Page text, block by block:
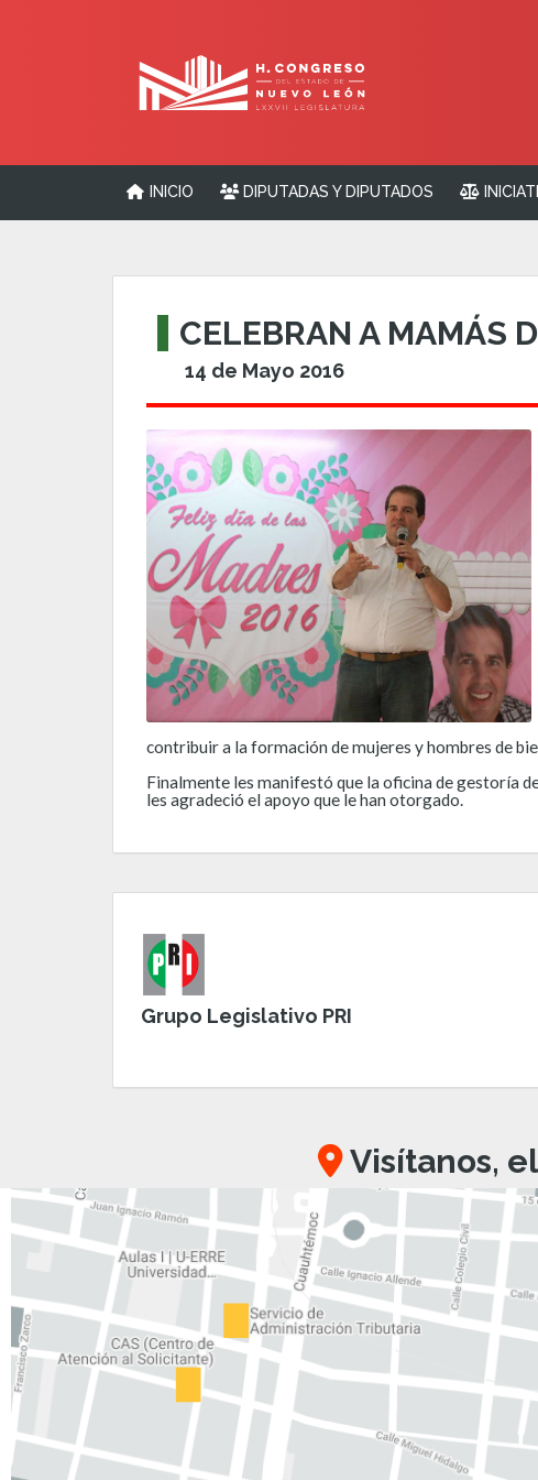
INICIO DIPUTADAS Y DIPUTADOS
CELEBRAN A MAMÁS
14 de Mayo 2016
contribuir a la formación de mujeres y hombres de
Finalmente les manifestó que la oficina de gestoría
les agradeció el apoyo que le han otorgado.
Grupo Legislativo PRI
Visítanos,